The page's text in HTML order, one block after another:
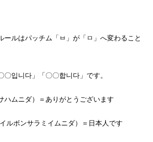
ールはパッチム「ㅂ」が「ㅁ」へ変わること
〇입니다」「〇〇합니다」です。
ハムニダ）＝ありがとうございます
ルボンサラミイムニダ）＝日本人です